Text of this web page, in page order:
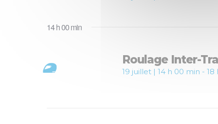
14 h 00 min
Roulage Inter-
19 juillet | 14 h 00 min -18